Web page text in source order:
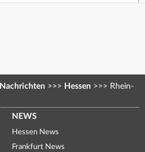
Nachrichten >>> Hessen >>> Rhein-
NEWS
Hessen News
Frankfurt News